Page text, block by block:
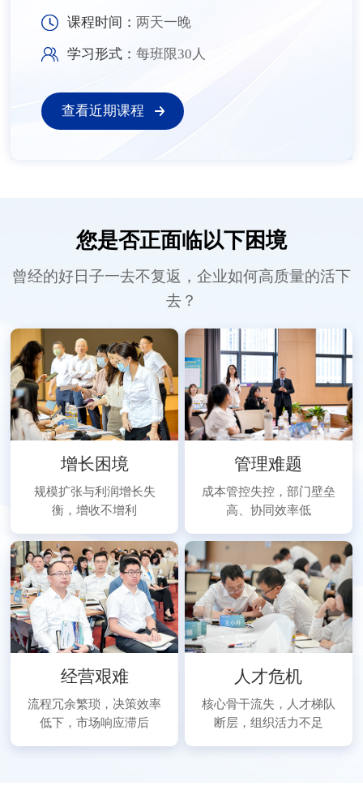
课程时间：两天一晚
学习形式：每班限30人
查看近期课程
您是否正面临以下困境
曾经的好日子一去不复返，企业如何高质量的活下
去？
增长困境
规模扩张与利润增长失
衡，增收不增利
管理难题
成本管控失控，部门壁垒
高、协同效率低
经营艰难
流程冗余繁琐，决策效率
低下，市场响应滞后
人才危机
核心骨干流失，人才梯队
断层，组织活力不足